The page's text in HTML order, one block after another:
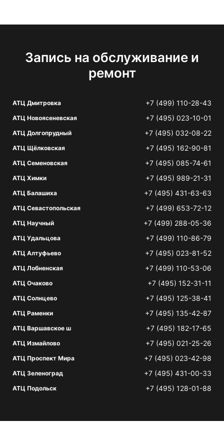
Запись на обслуживание и
ремонт
АТЦ Дмитровка +7 (499) 110-28-43
АТЦ Новоясеневская +7 (495) 023-10-01
АТЦ Долгопрудный +7 (495) 032-08-22
АТЦ Щёлковская +7 (495) 162-90-81
АТЦ Семеновская +7 (495) 085-74-61
АТЦ Химки +7 (495) 989-21-31
АТЦ Балашиха +7 (495) 431-63-63
АТЦ Севастопольская +7 (499) 653-72-12
АТЦ Научный +7 (499) 288-05-36
АТЦ Удальцова +7 (499) 110-86-79
АТЦ Алтуфьево +7 (495) 023-81-52
АТЦ Лобненская +7 (499) 110-53-06
АТЦ Очаково +7 (495) 152-31-11
АТЦ Солнцево +7 (495) 125-38-41
АТЦ Раменки +7 (495) 135-42-87
АТЦ Варшавское ш +7 (495) 182-17-65
АТЦ Измайлово +7 (495) 021-25-26
АТЦ Проспект Мира +7 (495) 023-42-98
АТЦ Зеленоград +7 (495) 431-00-33
АТЦ Подольск +7 (495) 128-01-88